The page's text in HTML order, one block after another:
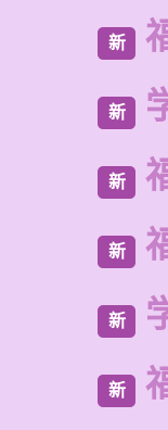
新
新
新
新
新
新